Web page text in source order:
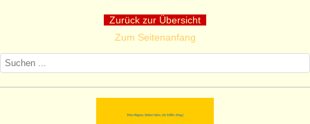
Zurück zur Übersicht
Zum Seitenanfang